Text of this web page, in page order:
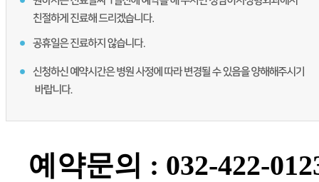
예약문의 : 032-422-